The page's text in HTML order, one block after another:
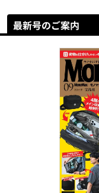
最新号のご案内